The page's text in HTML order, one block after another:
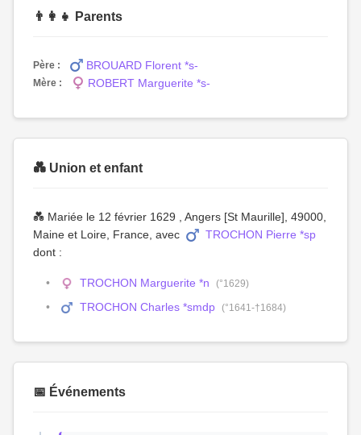
👨‍👩‍👧 Parents
Père : BROUARD Florent *s-
Mère : ROBERT Marguerite *s-
💑 Union et enfant
💑 Mariée le 12 février 1629 , Angers [St Maurille], 49000,
Maine et Loire, France, avec
TROCHON Pierre *sp
dont :
TROCHON Marguerite *n (°1629)
TROCHON Charles *smdp (°1641-†1684)
📅 Événements